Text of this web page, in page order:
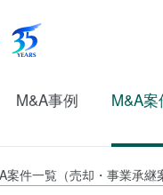
M&A事例 M&A
案件一覧（売却・事業承継